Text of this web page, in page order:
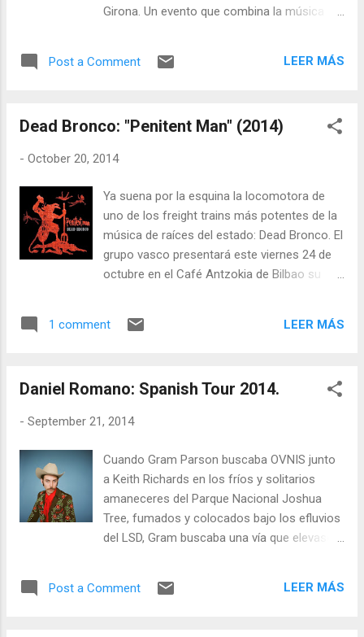
Girona. Un evento que combina la música
tiempo con otro evento dedicado al line
hablar del All American aunque
también incluye line dance country. Ambos
cantidad de fans country y/o line dancers a
Post a Comment LEER MÁS
Dead Bronco: "Penitent Man" (2014)
- October 20, 2014
Ya suena por la esquina la locomotora de
uno de los freight trains más potentes de la
música de raíces del estado: Dead Bronco. El
grupo vasco presentará este viernes 24 de
octubre en el Café Antzokia de Bilbao su
máxima para este gran evento que promete
vocalista y líder de la banda en la guitarra
Oscar Calleja en el contrabajo, Jokin Corral
Totorica, en la lap steel guitar y dobro, más
que el infierno, vivieron un cielo dulce de
críticas, entrevistas promocionales, shows y
premios: Mejor Videoclip con 'False Hearted
Lover (Indio)' en Cinemad 2012; una de las 6
BBC Music Video Festival de 2013; número 2
1 comment LEER MÁS
Daniel Romano: Spanish Tour 2014.
- September 21, 2014
Cuando Gram Parson buscaba OVNIS junto
a Keith Richards en los fríos y solitarios
amaneceres del Parque Nacional Joshua
Tree, fumados y colocados bajo los efluvios
del LSD, Gram buscaba una vía que elevase
todo tuviera sentido, donde todo fluyera
Post a Comment LEER MÁS